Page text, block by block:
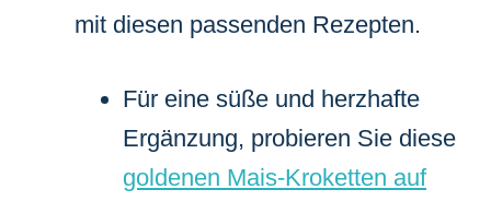
mit diesen passenden Rezepten.
Für eine süße und herzhafte
Ergänzung, probieren Sie diese
goldenen Mais-Kroketten auf